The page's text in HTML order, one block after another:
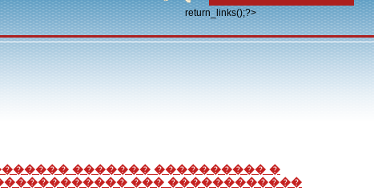
return_links();?>
������� ���������� �
��� ������������